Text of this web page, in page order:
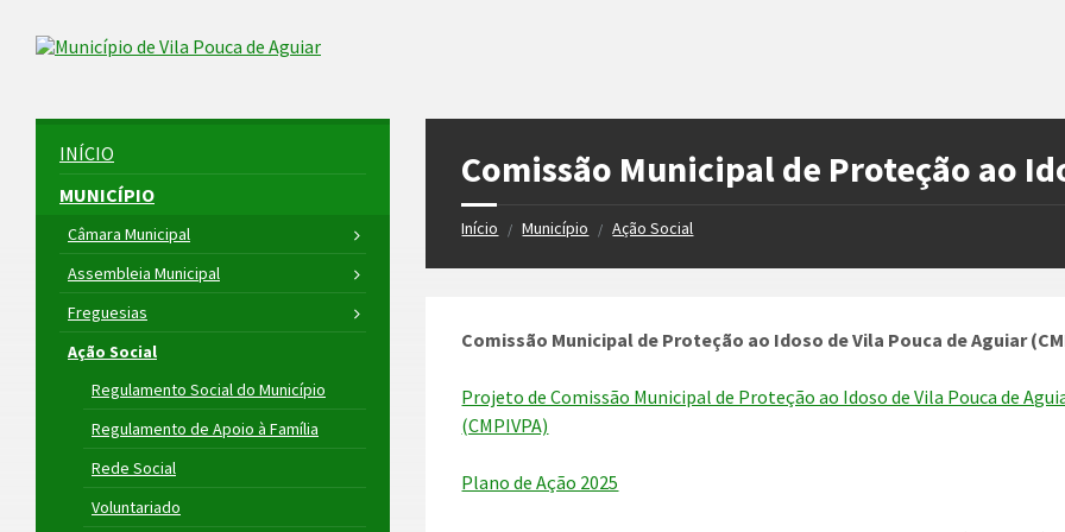
Skip to content
right
footer
Comissão Municipal de Proteção ao
Início / Município / Ação Social
Comissão Municipal de Proteção ao Idoso de Vila Pouca de Aguiar
Projeto de Comissão Municipal de Proteção ao Idoso de Vila Pouca de
(CMPIVPA)
Plano de Ação 2025
INÍCIO
MUNICÍPIO
Câmara Municipal
Assembleia Municipal
Freguesias
Ação Social
Regulamento Social do Município
Regulamento de Apoio à Família
Rede Social
Voluntariado